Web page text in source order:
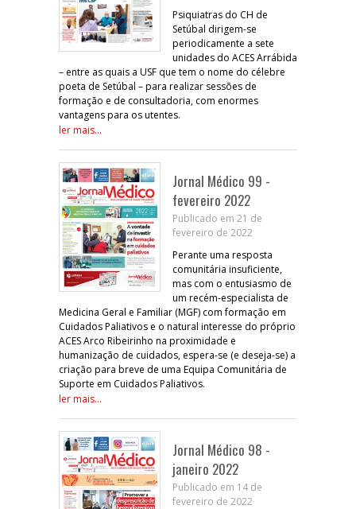
Psiquiatras do CH de
Setúbal dirigem-se
periodicamente a sete
unidades do ACES Arrábida
– entre as quais a USF que tem o nome do célebre
poeta de Setúbal – para realizar sessões de
formação e de consultadoria, com enormes
vantagens para os utentes.
ler mais...
Jornal Médico 99 -
fevereiro 2022
Publicado em 21 de
fevereiro de 2022
Perante uma resposta
comunitária insuficiente,
mas com o entusiasmo de
um recém-especialista de
Medicina Geral e Familiar (MGF) com formação em
Cuidados Paliativos e o natural interesse do próprio
ACES Arco Ribeirinho na proximidade e
humanização de cuidados, espera-se (e deseja-se) a
criação para breve de uma Equipa Comunitária de
Suporte em Cuidados Paliativos.
ler mais...
Jornal Médico 98 -
janeiro 2022
Publicado em 14 de
fevereiro de 2022